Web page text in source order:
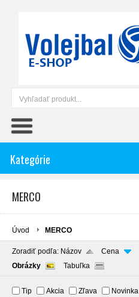
Kategórie
MERCO
Úvod MERCO
Zoradiť podľa: Názov
Cena
Obrázky
Tabuľka
Tip Akcia Zľava Novinka